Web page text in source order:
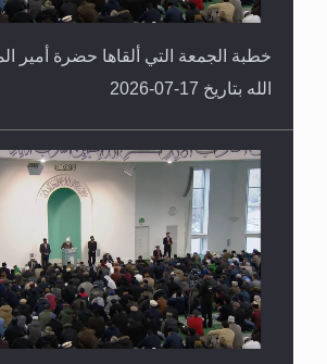
خطبة الجمعة التي ألقاها حضرة أمير
الله بتاريخ 17-07-2026